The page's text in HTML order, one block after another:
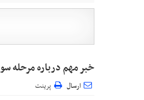
خبر مهم درباره مرحله
ارسال پرینت